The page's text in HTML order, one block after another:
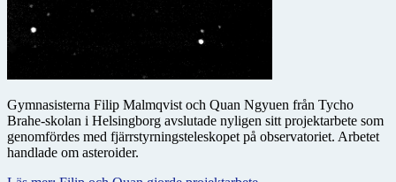
Gymnasisterna Filip Malmqvist och Quan Ngyuen från Tycho
Brahe-skolan i Helsingborg avslutade nyligen sitt projektarbete som
genomfördes med fjärrstyrningsteleskopet på observatoriet. Arbetet
handlade om asteroider.